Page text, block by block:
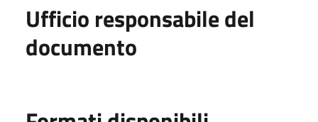
Ufficio responsabile del
documento